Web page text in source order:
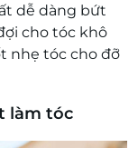
dễ dàng bứt
cho tóc khô
nhẹ tóc cho đỡ
làm tóc